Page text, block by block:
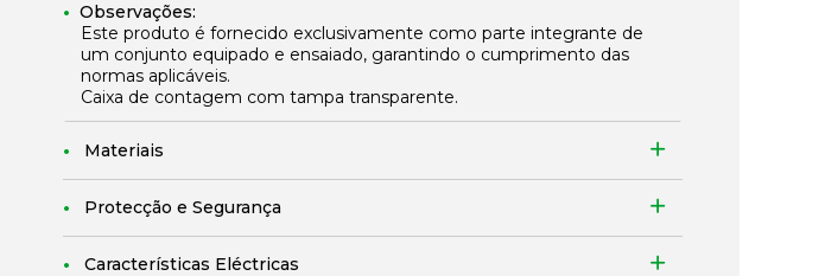
Observações:
Este produto é fornecido exclusivamente como parte integrante de
um conjunto equipado e ensaiado, garantindo o cumprimento das
normas aplicáveis.
Caixa de contagem com tampa transparente.
Materiais
Protecção e Segurança
Características Eléctricas